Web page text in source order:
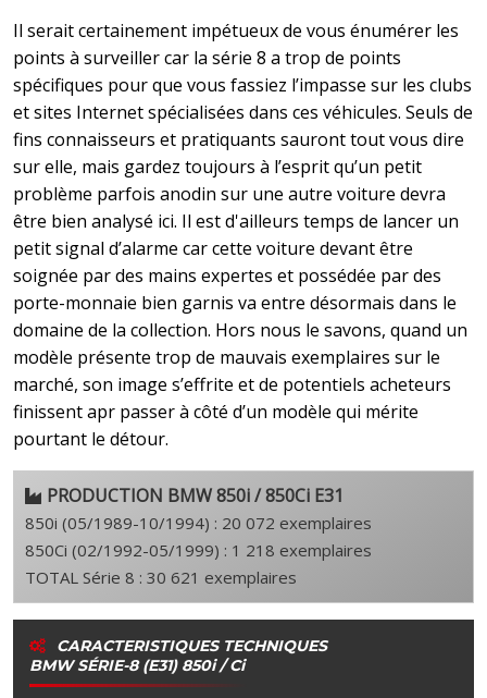
Il serait certainement impétueux de vous énumérer les
points à surveiller car la série 8 a trop de points
spécifiques pour que vous fassiez l’impasse sur les clubs
et sites Internet spécialisées dans ces véhicules. Seuls de
fins connaisseurs et pratiquants sauront tout vous dire
sur elle, mais gardez toujours à l’esprit qu’un petit
problème parfois anodin sur une autre voiture devra
être bien analysé ici. Il est d'ailleurs temps de lancer un
petit signal d’alarme car cette voiture devant être
soignée par des mains expertes et possédée par des
porte-monnaie bien garnis va entre désormais dans le
domaine de la collection. Hors nous le savons, quand un
modèle présente trop de mauvais exemplaires sur le
marché, son image s’effrite et de potentiels acheteurs
finissent apr passer à côté d’un modèle qui mérite
pourtant le détour.
PRODUCTION BMW 850i / 850Ci E31
850i (05/1989-10/1994) : 20 072 exemplaires
850Ci (02/1992-05/1999) : 1 218 exemplaires
TOTAL Série 8 : 30 621 exemplaires
CARACTERISTIQUES TECHNIQUES
BMW SÉRIE-8 (E31) 850i / Ci